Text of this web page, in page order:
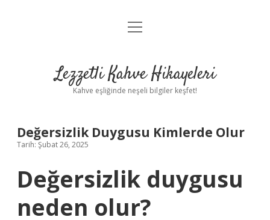
Anasayfa
Yasal Uyarı
menüyü
Lezzetli Kahve Hikayeleri
Kahve eşliğinde neşeli bilgiler keşfet!
Değersizlik Duygusu Kimlerde Olur
Tarih: Şubat 26, 2025
Değersizlik duygusu
neden olur?